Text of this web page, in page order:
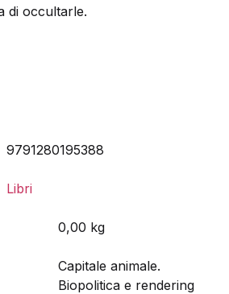
di occultarle.
9791280195388
Libri
0,00 kg
Capitale animale.
Biopolitica e rendering